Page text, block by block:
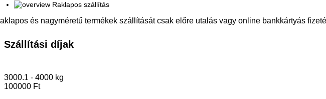
Raklapos szállítás
és nagyméretű termékek szállítását csak előre utalás vagy online bankkártyás
Szállítási díjak
3000.1 - 4000 kg
100000 Ft